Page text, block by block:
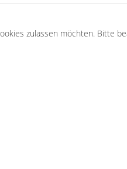
zulassen möchten. Bitte